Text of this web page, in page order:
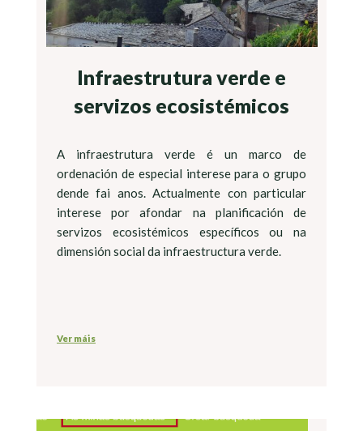
Infraestrutura verde e
servizos ecosistémicos
A infraestrutura verde é un marco de
ordenación de especial interese para o grupo
dende fai anos. Actualmente con particular
interese por afondar na planificación de
servizos ecosistémicos específicos ou na
dimensión social da infraestructura verde.
Ver máis